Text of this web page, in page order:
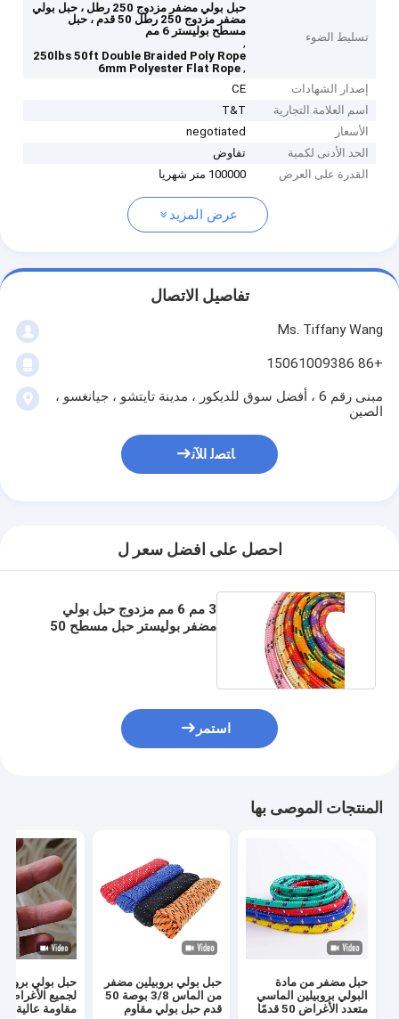
تسليط الضوء
حبل بولي مضفر مزدوج 250 رطل ، حبل بولي
مضفر مزدوج 250 رطل 50 قدم ، حبل
مسطح بوليستر 6 مم
,
250lbs 50ft Double Braided Poly Rope
,
6mm Polyester Flat Rope
إصدار الشهادات
CE
اسم العلامة التجارية
T&T
الأسعار
negotiated
الحد الأدنى لكمية
تفاوض
القدرة على العرض
100000 متر شهريا
عرض المزيد
تفاصيل الاتصال
Ms. Tiffany Wang
+86 15061009386
مبنى رقم 6 ، أفضل سوق للديكور ، مدينة تايتشو ، جيانغسو ،
الصين
ﺎﺘﺼﻟ ﺍﻶﻧ
احصل على افضل سعر ل
3 مم 6 مم مزدوج حبل بولي
مضفر بوليستر حبل مسطح 50
استمر
المنتجات الموصى بها
حبل مضفر من مادة
البولي بروبيلين الماسي
متعدد الأغراض 50 قدمًا
حبل بولي بروبيلين مضفر
من الماس 3/8 بوصة 50
قدم حبل بولي مقاوم
حبل بولي
لجميع
مقاومة عالية